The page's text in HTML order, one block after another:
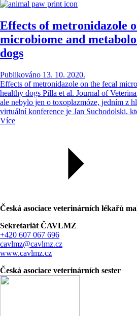
Effects of metronidazole
microbiome and
dogs
Publikováno 13. 10. 2020.
Effects of metronidazole on the fecal
healthy dogs Pilla et al. Journal of
ale nebylo jen o toxoplazmóze, jedním z
virtuální konference je Jan Suchodolski,
Více
Česká asociace veterinárních lékařů
Sekretariát ČAVLMZ
+420 607 067 696
cavlmz@cavlmz.cz
www.cavlmz.cz
Česká asociace veterinárních sester